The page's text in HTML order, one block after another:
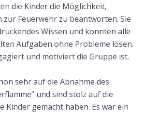
die Kinder die Möglichkeit,
zur Feuerwehr zu beantworten. Sie
Wissen und konnten alle
Aufgaben ohne Probleme lösen.
und motiviert die Gruppe ist.
sehr auf die Abnahme des
und sind stolz auf die
Kinder gemacht haben. Es war ein